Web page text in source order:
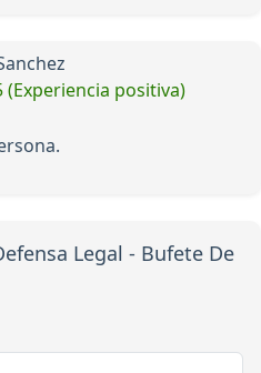
(Experiencia positiva)
Legal - Bufete De